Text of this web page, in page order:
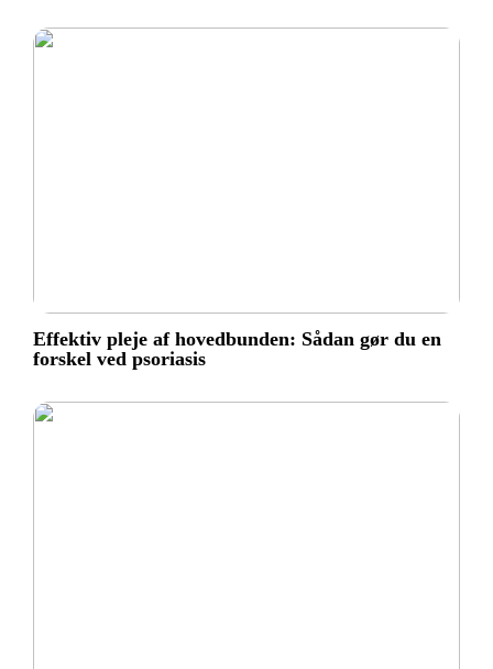
Effektiv pleje af hovedbunden: Sådan gør du en
forskel ved psoriasis